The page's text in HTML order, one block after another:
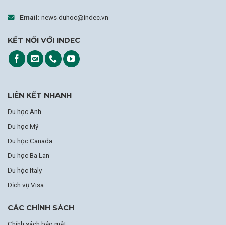
Email: news.duhoc@indec.vn
KẾT NỐI VỚI INDEC
LIÊN KẾT NHANH
Du học Anh
Du học Mỹ
Du học Canada
Du học Ba Lan
Du học Italy
Dịch vụ Visa
CÁC CHÍNH SÁCH